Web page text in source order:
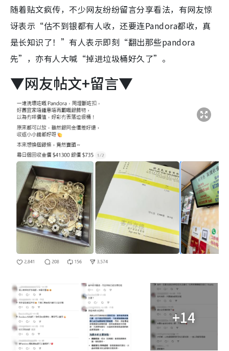
随着贴文疯传，不少网友纷纷留言分享看法，有网友惊
讶表示“估不到银都有人收，还要连Pandora都收，真
是长知识了！”有人表示即刻“翻出那些pandora
先”，亦有人大喊“掉进垃圾桶好久了”。
▼网友帖文+留言▼
+14